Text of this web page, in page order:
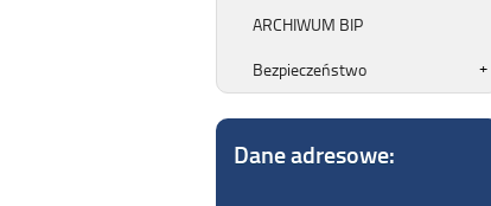
ARCHIWUM BIP
Bezpieczeństwo
Dane adresowe: